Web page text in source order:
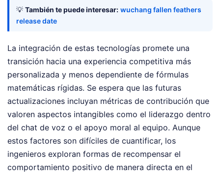
💡 También te puede interesar: wuchang fallen feathers
release date
La integración de estas tecnologías promete una
transición hacia una experiencia competitiva más
personalizada y menos dependiente de fórmulas
matemáticas rígidas. Se espera que las futuras
actualizaciones incluyan métricas de contribución que
valoren aspectos intangibles como el liderazgo dentro
del chat de voz o el apoyo moral al equipo. Aunque
estos factores son difíciles de cuantificar, los
ingenieros exploran formas de recompensar el
comportamiento positivo de manera directa en el